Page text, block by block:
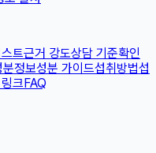
트근거 강도상담 기준확인
분정보성분 가이드섭취방법섭
크FAQ